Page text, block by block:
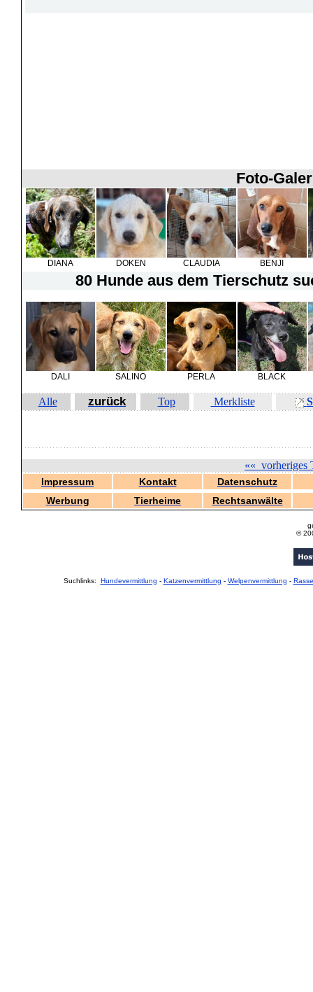
Foto-
DIANA DOKEN CLAUDIA BENJI
80 Hunde aus dem Tierschutz
DALI SALINO PERLA BLACK
Alle zurück Top Merkliste
«« vorheriges
Impressum Kontakt
Datenschutz
Werbung
Tierheime Rechtsanwälte
©
Suchlinks: Hundevermittlung - Katzenvermittlung - Welpenvermittlung -